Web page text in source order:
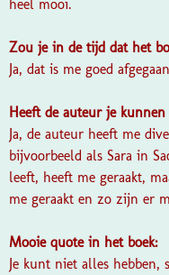
heel mooi.
Zou je in de tijd dat het
Ja, dat is me goed
Heeft de auteur je kunnen
Ja, de auteur heeft me
bijvoorbeeld als Sara in
leeft, heeft me geraakt,
me geraakt en zo zijn er
Mooie quote in het boek:
Je kunt niet alles